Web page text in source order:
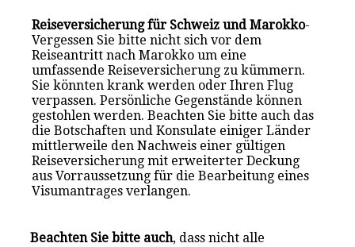
Reiseversicherung für Schweiz und Marokko-
Vergessen Sie bitte nicht sich vor dem
Reiseantritt nach Marokko um eine
umfassende Reiseversicherung zu kümmern.
Sie könnten krank werden oder Ihren Flug
verpassen. Persönliche Gegenstände können
gestohlen werden. Beachten Sie bitte auch das
die Botschaften und Konsulate einiger Länder
mittlerweile den Nachweis einer gültigen
Reiseversicherung mit erweiterter Deckung
aus Vorraussetzung für die Bearbeitung eines
Visumantrages verlangen.
Beachten Sie bitte auch, dass nicht alle